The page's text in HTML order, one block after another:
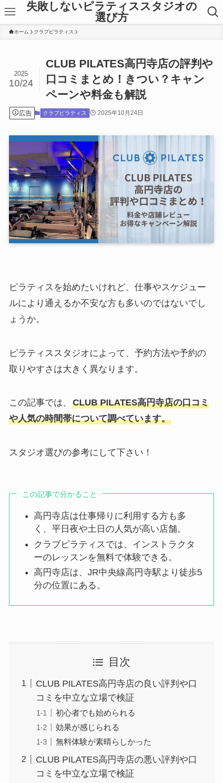
失敗しないピラティススタジオの
選び方
ホーム クラブピラティス
CLUB PILATES高円寺店の評判や
口コミまとめ！きつい？キャン
ペーンや料金も解説
2025
10/24
広告 クラブピラティス 2025年10月24日
ピラティスを始めたいけれど、仕事やスケジュー
ルにより通えるか不安な方も多いのではないでし
ょうか。
ピラティススタジオによって、予約方法や予約の
取りやすさは大きく異なります。
この記事では、 CLUB PILATES高円寺店の口コミ
や人気の時間帯について調べています。
スタジオ選びの参考にして下さい！
この記事で分かること
高円寺店は仕事帰りに利用する方も多
く、平日夜や土日の人気が高い店舗。
クラブピラティスでは、インストラクタ
ーのレッスンを無料で体験できる。
高円寺店は、JR中央線高円寺駅より徒歩5
分の位置にある。
目次
CLUB PILATES高円寺店の良い評判や口
コミを中立な立場で検証
初心者でも始められる
効果が感じられる
無料体験が素晴らしかった
CLUB PILATES高円寺店の悪い評判や口
コミを中立な立場で検証